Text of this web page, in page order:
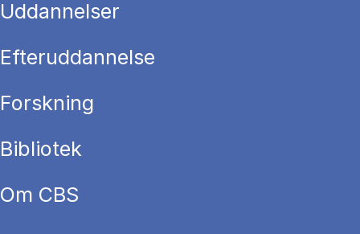
Uddannelser
Efteruddannelse
Forskning
Bibliotek
Om CBS